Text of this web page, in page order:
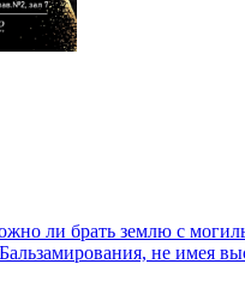
ли брать землю с
не имея